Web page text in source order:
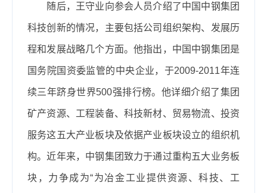
随后，王守业向参会人员介绍了中国中钢集团
科技创新的情况，主要包括公司组织架构、发展历
程和发展战略几个方面。他指出，中国中钢集团是
国务院国资委监管的中央企业，于2009-2011年连
续三年跻身世界500强排行榜。他详细介绍了集团
矿产资源、工程装备、科技新材、贸易物流、投资
服务这五大产业板块及依据产业板块设立的组织机
构。近年来，中钢集团致力于通过重构五大业务板
块，力争成为“为冶金工业提供资源、科技、工